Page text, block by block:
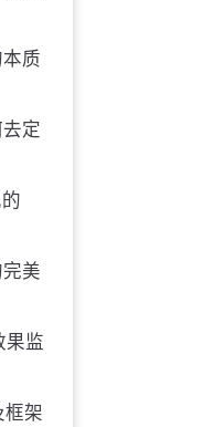
质
定
美
果监
架